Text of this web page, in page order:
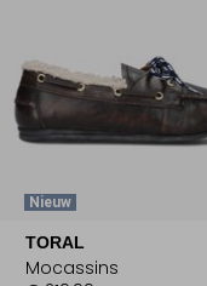
Nieuw
TORAL
Mocassins